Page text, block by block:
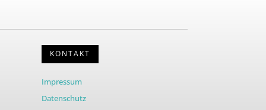
KONTAKT
Impressum
Datenschutz